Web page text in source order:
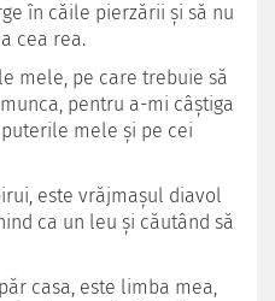
în căile pierzării și să nu
cea rea.
mele, pe care trebuie să
pentru a-mi câștiga
mele și pe cei
este vrăjmașul diavol
ca un leu și căutând să
casa, este limba mea,